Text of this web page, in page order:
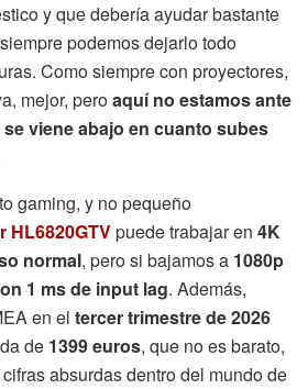
y que debería ayudar bastante
podemos dejarlo todo
Como siempre con proyectores,
mejor, peroaquí no estamos ante
viene abajo en cuanto subes
gaming, y no pequeño
HL6820GTVpuede trabajar en 4K
normal, pero si bajamos a 1080p
1 ms de input lag. Además,
en el tercer trimestre de 2026
de 1399 euros, que no es barato,
absurdas dentro del mundo de